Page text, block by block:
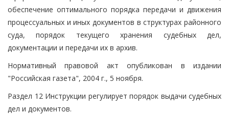
обеспечение оптимального порядка передачи и движения
процессуальных и иных документов в структурах районного
суда, порядок текущего хранения судебных дел,
документации и передачи их в архив.
Нормативный правовой акт опубликован в издании
"Российская газета", 2004 г., 5 ноября.
Раздел 12 Инструкции регулирует порядок выдачи судебных
дел и документов.